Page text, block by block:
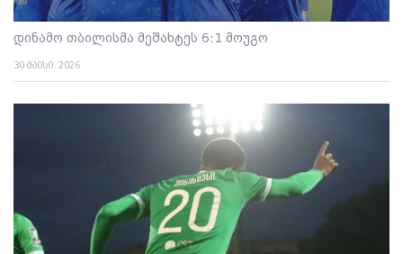
დინამო თბილისმა მეშახტეს 6:1 მოუგო
30 მაისი. 2026